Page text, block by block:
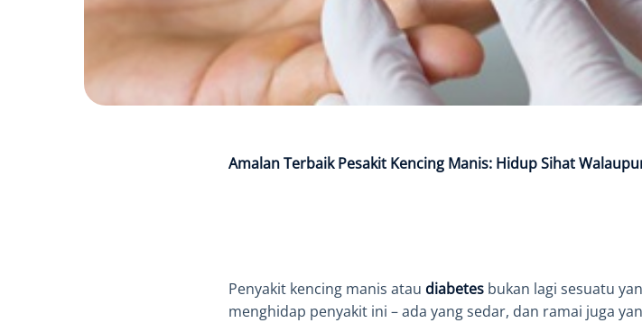
Amalan Terbaik Pesakit Kencing Manis: Hidup Sihat
Penyakit kencing manis atau diabetes bukan lagi sesuatu
menghidap penyakit ini – ada yang sedar, dan ramai juga